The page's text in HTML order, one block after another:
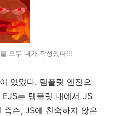
모두 내가 작성했다!!!
있었다. 템플릿 엔진으
는 템플릿 내에서 JS
즉슨, JS에 친숙하지 않은